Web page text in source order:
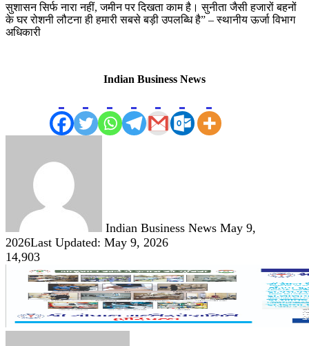
सुशासन सिर्फ नारा नहीं, जमीन पर दिखता काम है। सुनीता जैसी हजारों बहनों
के घर रोशनी लौटना ही हमारी सबसे बड़ी उपलब्धि है” – स्थानीय ऊर्जा विभाग
अधिकारी
Indian Business News
Indian Business News May 9,
2026Last Updated: May 9, 2026
14,903